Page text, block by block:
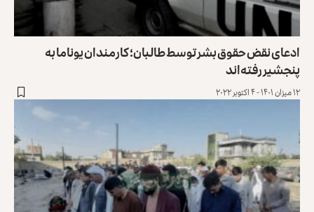
ادعای نقض حقوق بشر توسط طالبان؛ کارمندان یوناما به
پنجشیر رفته‌اند
۱۲ میزان ۱۴۰۱ - ۴ اکتوبر ۲۰۲۲